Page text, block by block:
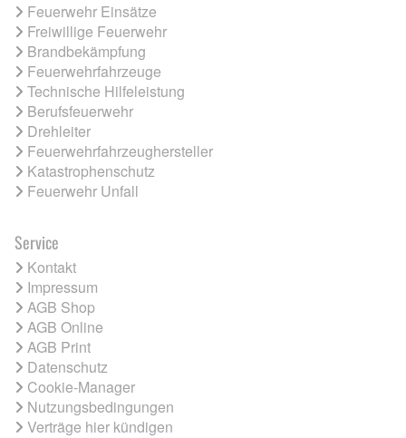
Feuerwehr Einsätze
Freiwillige Feuerwehr
Brandbekämpfung
Feuerwehrfahrzeuge
Technische Hilfeleistung
Berufsfeuerwehr
Drehleiter
Feuerwehrfahrzeughersteller
Katastrophenschutz
Feuerwehr Unfall
Service
Kontakt
Impressum
AGB Shop
AGB Online
AGB Print
Datenschutz
Cookie-Manager
Nutzungsbedingungen
Verträge hier kündigen